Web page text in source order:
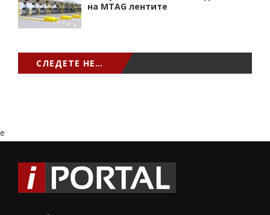
на MTAG лентите
СЛЕДЕТЕ НЕ…
e